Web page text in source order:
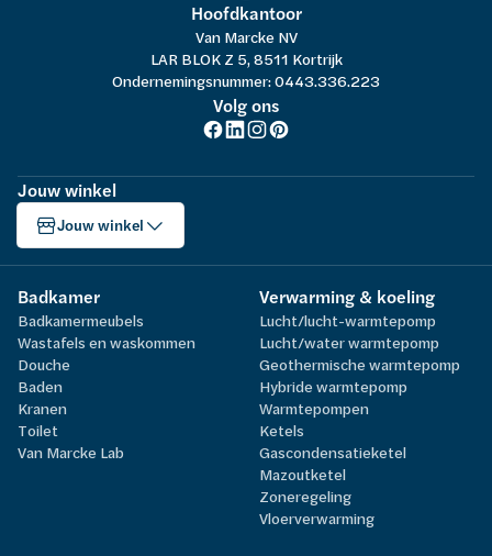
Hoofdkantoor
Van Marcke NV
LAR BLOK Z 5, 8511 Kortrijk
Ondernemingsnummer: 0443.336.223
Volg ons
Jouw winkel
Jouw winkel
Badkamer
Badkamermeubels
Wastafels en waskommen
Douche
Baden
Kranen
Toilet
Van Marcke Lab
Verwarming & koeling
Lucht/lucht-warmtepomp
Lucht/water warmtepomp
Geothermische warmtepomp
Hybride warmtepomp
Warmtepompen
Ketels
Gascondensatieketel
Mazoutketel
Zoneregeling
Vloerverwarming